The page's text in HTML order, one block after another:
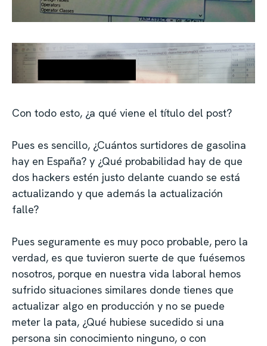
Con todo esto, ¿a qué viene el título del post?
Pues es sencillo, ¿Cuántos surtidores de gasolina
hay en España? y ¿Qué probabilidad hay de que
dos hackers estén justo delante cuando se está
actualizando y que además la actualización
falle?
Pues seguramente es muy poco probable, pero la
verdad, es que tuvieron suerte de que fuésemos
nosotros, porque en nuestra vida laboral hemos
sufrido situaciones similares donde tienes que
actualizar algo en producción y no se puede
meter la pata, ¿Qué hubiese sucedido si una
persona sin conocimiento ninguno, o con